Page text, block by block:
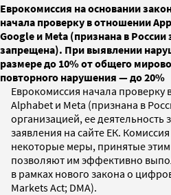
Еврокомиссия на основании
начала проверку в отношении
Google и Meta (признана в России
запрещена). При выявлении
размере до 10% от общего
повторного нарушения — до 20%
Еврокомиссия начала проверку
Alphabet и Meta (признана в
организацией, ее деятельность
заявления на сайте ЕК.
некоторые меры, принятые
позволяют им эффективно
в рамках нового закона о
Markets Act; DMA).